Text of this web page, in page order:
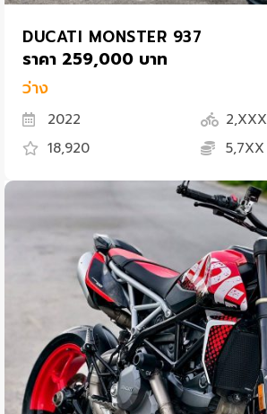
DUCATI MONSTER 937
ราคา 259,000 บาท
ว่าง
2022
2,XXX
18,920
5,7XX